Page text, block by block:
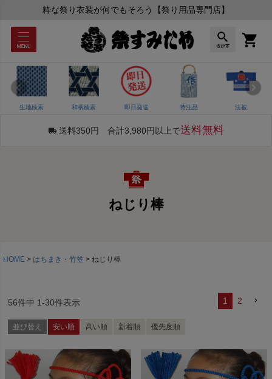
粋な祭り衣装が何でもそろう【祭り用品専門店】
生地検索 和柄検索 即日発送 特注品 法被
送料350円 合計3,980円以上で送料無料
ねじり棒
HOME はちまき・竹笠 ねじり棒
並び替え 安い順 高い順 新着順 優先度順
56件中 1-30件表示 1 2